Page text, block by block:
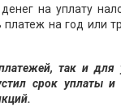
на уплату
на год или
так и для
срок уплаты и